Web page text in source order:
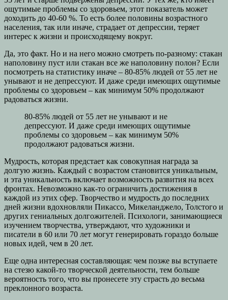
ощутимые проблемы со здоровьем, этот показатель может
доходить до 40-60 %. То есть более половины возрастного
населения, так или иначе, страдает от депрессии, теряет
интерес к жизни и происходящему вокруг.
Да, это факт. Но и на него можно смотреть по-разному: стакан
наполовину пуст или стакан все же наполовину полон? Если
посмотреть на статистику иначе – 80-85% людей от 55 лет не
унывают и не депрессуют. И даже среди имеющих ощутимые
проблемы со здоровьем – как минимум 50% продолжают
радоваться жизни.
80-85% людей от 55 лет не унывают и не
депрессуют. И даже среди имеющих ощутимые
проблемы со здоровьем – как минимум 50%
продолжают радоваться жизни.
Мудрость, которая предстает как совокупная награда за
долгую жизнь. Каждый с возрастом становится уникальным,
и эта уникальность включает возможность развития на всех
фронтах. Невозможно как-то ограничить достижения в
каждой из этих сфер. Творчество и мудрость до последних
дней жизни вдохновляли Пикассо, Микеланджело, Толстого и
других гениальных долгожителей. Психологи, занимающиеся
изучением творчества, утверждают, что художники и
писатели в 60 или 70 лет могут генерировать гораздо больше
новых идей, чем в 20 лет.
Еще одна интересная составляющая: чем позже вы вступаете
на стезю какой-то творческой деятельности, тем больше
вероятность того, что вы пронесете эту страсть до весьма
преклонного возраста.